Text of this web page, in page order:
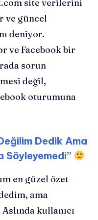
site verilerini
ve güncel
deniyor.
ve Facebook bir
sorun
değil,
oturumuna
Dedik Ama
Söyleyemedi”
en güzel özet
ama
kullanıcı